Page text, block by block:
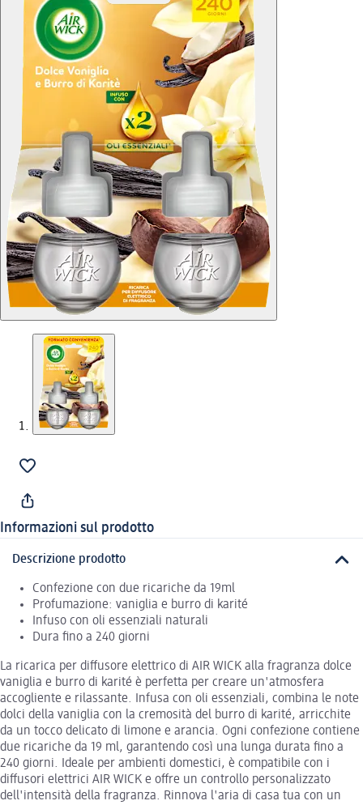
Informazioni sul prodotto
Descrizione prodotto
Confezione con due ricariche da 19ml
Profumazione: vaniglia e burro di karité
Infuso con oli essenziali naturali
Dura fino a 240 giorni
La ricarica per diffusore elettrico di AIR WICK alla fragranza dolce
vaniglia e burro di karité è perfetta per creare un'atmosfera
accogliente e rilassante. Infusa con oli essenziali, combina le note
dolci della vaniglia con la cremosità del burro di karité, arricchite
da un tocco delicato di limone e arancia. Ogni confezione contiene
due ricariche da 19 ml, garantendo così una lunga durata fino a
240 giorni. Ideale per ambienti domestici, è compatibile con i
diffusori elettrici AIR WICK e offre un controllo personalizzato
dell'intensità della fragranza. Rinnova l'aria di casa tua con un